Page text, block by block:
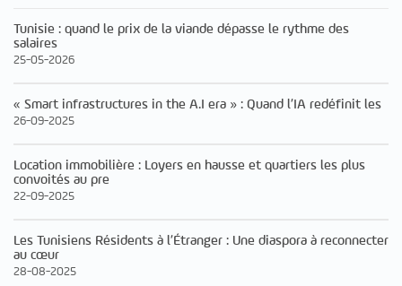
Tunisie : quand le prix de la viande dépasse le rythme des
salaires
25-05-2026
« Smart infrastructures in the A.I era » : Quand l’IA redéfinit les
26-09-2025
Location immobilière : Loyers en hausse et quartiers les plus
convoités au pre
22-09-2025
Les Tunisiens Résidents à l’Étranger : Une diaspora à reconnecter
au cœur
28-08-2025